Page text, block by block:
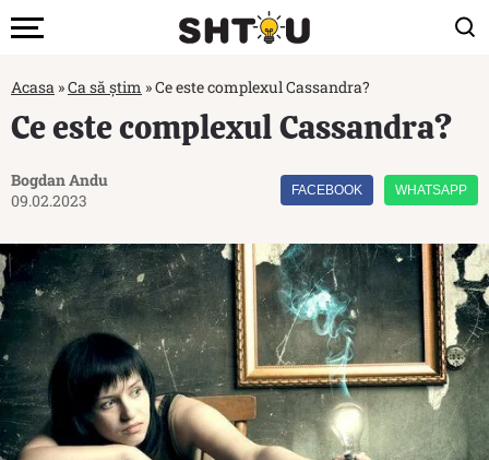
Acasa »Ca să știm »Ce este complexul Cassandra?
Ce este complexul Cassandra?
Bogdan Andu
09.02.2023
FACEBOOK WHATSAPP